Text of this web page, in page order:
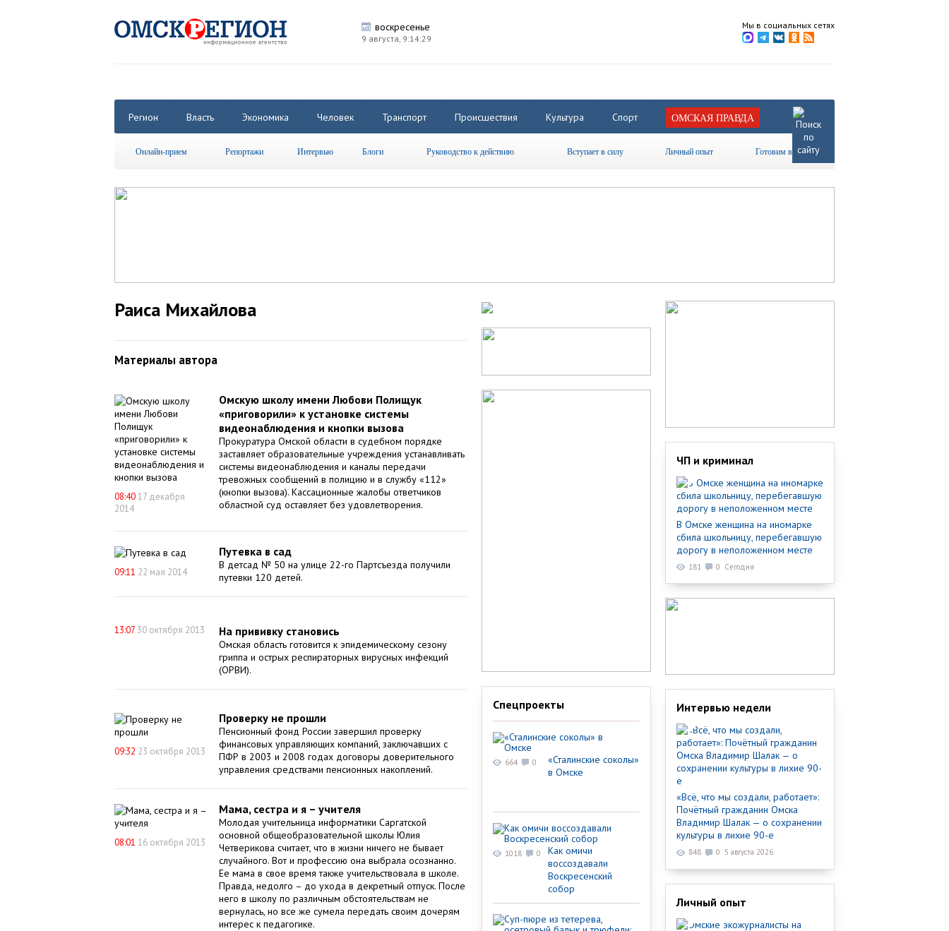
воскресенье
9 августа, 9:14:30
Мы в социальных сетях
Регион Власть Экономика Человек Транспорт Происшествия Культура Спорт ОМСКАЯ ПРАВДА
Онлайн-прием Репортажи Интервью Блоги Руководство к действию Вступает в силу Личный опыт Готовим вместе
Раиса Михайлова
Материалы автора
08:4017 декабря
2014
Омскую школу имени Любови Полищук
«приговорили» к установке системы
видеонаблюдения и кнопки вызова
Прокуратура Омской области в судебном порядке
заставляет образовательные учреждения устанавливать
системы видеонаблюдения и каналы передачи
тревожных сообщений в полицию и в службу «112»
(кнопки вызова). Кассационные жалобы ответчиков
областной суд оставляет без удовлетворения.
09:11 22 мая 2014
Путевка в сад
В детсад № 50 на улице 22-го Партсъезда получили
путевки 120 детей.
13:07 30 октября 2013 На прививку становись
Омская область готовится к эпидемическому сезону
гриппа и острых респираторных вирусных инфекций
(ОРВИ).
09:32 23 октября 2013
Проверку не прошли
Пенсионный фонд России завершил проверку
финансовых управляющих компаний, заключавших с
ПФР в 2003 и 2008 годах договоры доверительного
управления средствами пенсионных накоплений.
08:01 16 октября 2013
Мама, сестра и я – учителя
Молодая учительница информатики Саргатской
основной общеобразовательной школы Юлия
Четверикова считает, что в жизни ничего не бывает
случайного. Вот и профессию она выбрала осознанно.
Ее мама в свое время также учительствовала в школе.
Правда, недолго – до ухода в декретный отпуск. После
него в школу по различным обстоятельствам не
вернулась, но все же сумела передать своим дочерям
интерес к педагогике.
Спецпроекты
«Сталинские соколы»
в Омске
664 0
Как омичи
воссоздавали
Воскресенский
собор
1018 0
ЧП и криминал
В Омске женщина на иномарке
сбила школьницу, перебегавшую
дорогу в неположенном месте
181 0 Сегодня
Интервью недели
«Всё, что мы создали, работает»:
Почётный гражданин Омска
Владимир Шалак — о сохранении
культуры в лихие 90-е
848 0 5 августа 2026
Личный опыт